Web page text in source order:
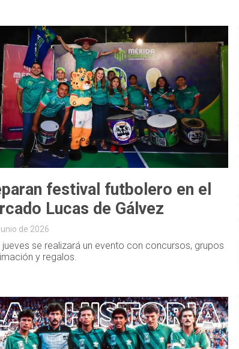
festival futbolero en el
Lucas de Gálvez
de 2026
jueves se realizará un evento con concursos, grupos
y regalos.